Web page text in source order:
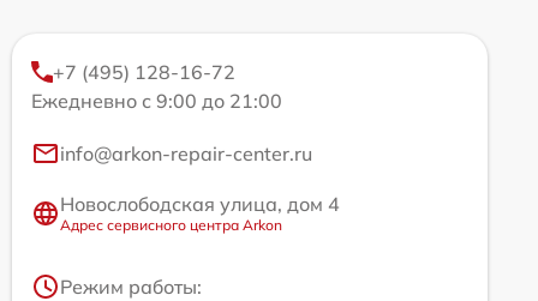
+7 (495) 128-16-72
Ежедневно с 9:00 до 21:00
info@arkon-repair-center.ru
Новослободская улица, дом 4
Адрес сервисного центра Arkon
Режим работы: